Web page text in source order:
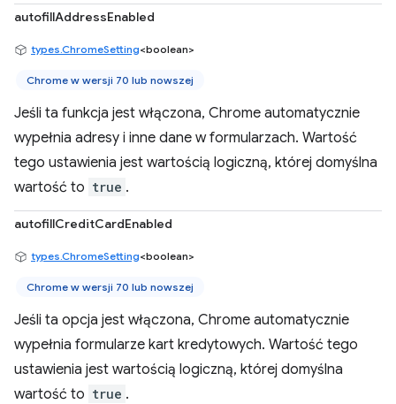
autofillAddressEnabled
types.ChromeSetting<boolean>
Chrome w wersji 70 lub nowszej
Jeśli ta funkcja jest włączona, Chrome automatycznie
wypełnia adresy i inne dane w formularzach. Wartość
tego ustawienia jest wartością logiczną, której domyślna
wartość to true .
autofillCreditCardEnabled
types.ChromeSetting<boolean>
Chrome w wersji 70 lub nowszej
Jeśli ta opcja jest włączona, Chrome automatycznie
wypełnia formularze kart kredytowych. Wartość tego
ustawienia jest wartością logiczną, której domyślna
wartość to true .